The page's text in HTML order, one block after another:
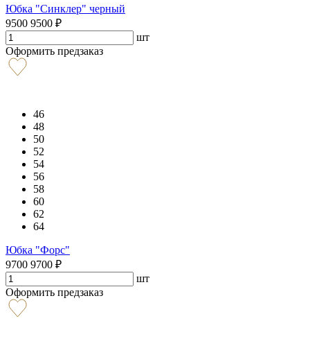
Юбка "Синклер" черный
9500 9500 ₽
шт
Оформить предзаказ
46
48
50
52
54
56
58
60
62
64
Юбка "Форс"
9700 9700 ₽
шт
Оформить предзаказ